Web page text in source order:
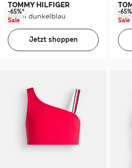
TOMMY HILFIGER
Bikini dunkelblau
-65%*
Sale
Jetzt shoppen
-
Sale